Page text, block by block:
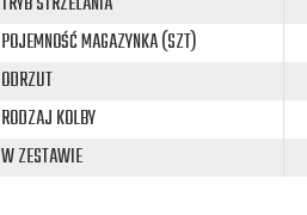
POJEMNOŚĆ MAGAZYNKA (SZT)
ODRZUT
RODZAJ KOLBY
W ZESTAWIE